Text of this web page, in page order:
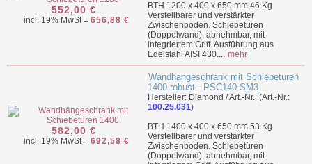
552,00 €
incl. 19% MwSt = 656,88 €
BTH 1200 x 400 x 650 mm 46 Kg
Verstellbarer und verstärkter
Zwischenboden. Schiebetüren
(Doppelwand), abnehmbar, mit
integriertem Griff. Ausführung aus
Edelstahl AISI 430.... mehr
582,00 €
incl. 19% MwSt = 692,58 €
Wandhängeschrank mit Schiebetüren
1400 robust - PSC140-SM3
Hersteller: Diamond / Art.-Nr.: (Art.-Nr.:
100.25.031)
BTH 1400 x 400 x 650 mm 53 Kg
Verstellbarer und verstärkter
Zwischenboden. Schiebetüren
(Doppelwand), abnehmbar, mit